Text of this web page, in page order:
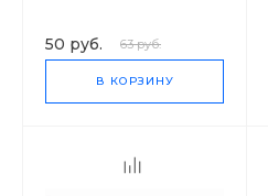
50 руб. 63 руб.
В КОРЗИНУ